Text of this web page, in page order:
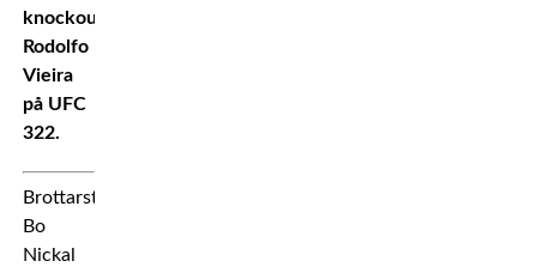
knockout
Rodolfo
Vieira
på UFC
322.
Brottarstjärnan
Bo
Nickal